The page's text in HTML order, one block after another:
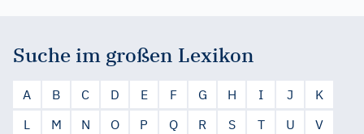
Suche im großen Lexikon
A B C D E F G H I J
K
L
M N O P Q R S T U
V